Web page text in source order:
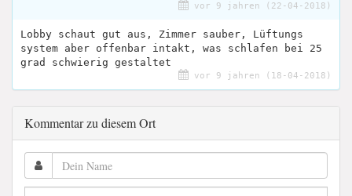
vor 9 jahren (22-04-2018)
Lobby schaut gut aus, Zimmer sauber, Lüftungs
system aber offenbar intakt, was schlafen bei 25
grad schwierig gestaltet
vor 9 jahren (18-04-2018)
Kommentar zu diesem Ort